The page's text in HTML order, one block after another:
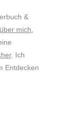
&
über mich
. Ich
Entdecken